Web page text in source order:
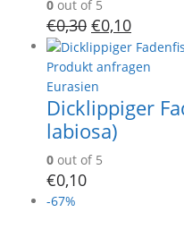
0 out of 5
€0,30 €0,10
Produkt anfragen
Eurasien
Dicklippiger
labiosa)
0 out of 5
€0,10
-67%